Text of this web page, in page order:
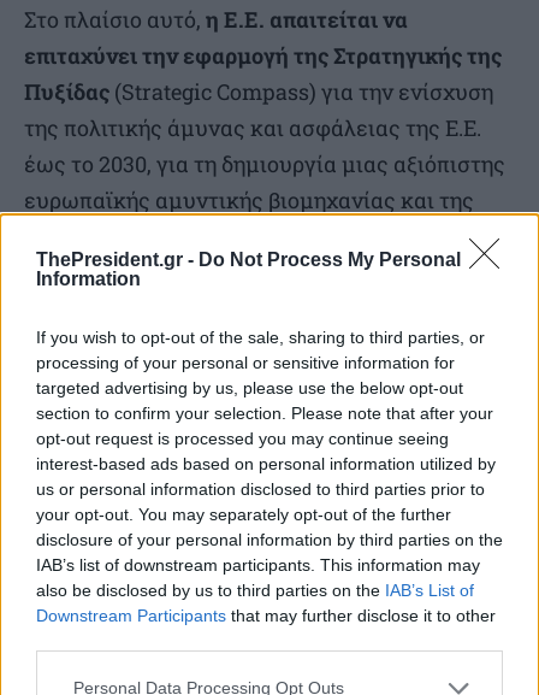
ThePresident.gr - Do Not Process My Personal
Information
If you wish to opt-out of the sale, sharing to third parties, or
processing of your personal or sensitive information for
targeted advertising by us, please use the below opt-out
section to confirm your selection. Please note that after your
opt-out request is processed you may continue seeing
interest-based ads based on personal information utilized by
us or personal information disclosed to third parties prior to
your opt-out. You may separately opt-out of the further
disclosure of your personal information by third parties on the
IAB’s list of downstream participants. This information may
also be disclosed by us to third parties on the IAB’s List of
Downstream Participants that may further disclose it to other
Personal Data Processing Opt Outs
Στο πλαίσιο αυτό, η Ε.Ε. απαιτείται να
επιταχύνει την εφαρμογή της Στρατηγικής της
Πυξίδας (Strategic Compass) για την ενίσχυση
της πολιτικής άμυνας και ασφάλειας της Ε.Ε.
έως το 2030, για τη δημιουργία μιας αξιόπιστης
ευρωπαϊκής αμυντικής βιομηχανίας και της
προοίμιο για έναν Ευρωπαϊκό στρατό.
Μόνο αν εξασφαλιστεί η στρατηγική αυτονομία
της Ε.Ε.,τα κράτη-μέλη της θα αποκτήσουν την
ικανότητα να συνεργάζονται με εταίρους για να
προστατεύσουν τις αξίες και τα συμφέροντά
τους και να διαδραματίσουν σημαντικότερο
ρόλο στη διατήρηση της διεθνούς ειρήνης και
ασφάλειας.
Εκτός από τη βαθιά κατανόηση και ανάλυση των
αλλαγών που συντελούνται στον κόσμο, για την